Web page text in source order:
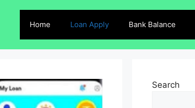
Home Loan Apply Bank Balance
Search